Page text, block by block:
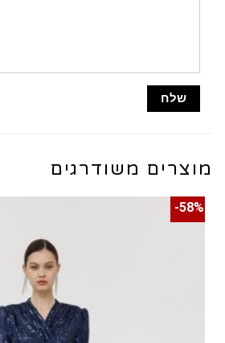
מוצרים משודרגים
58%-